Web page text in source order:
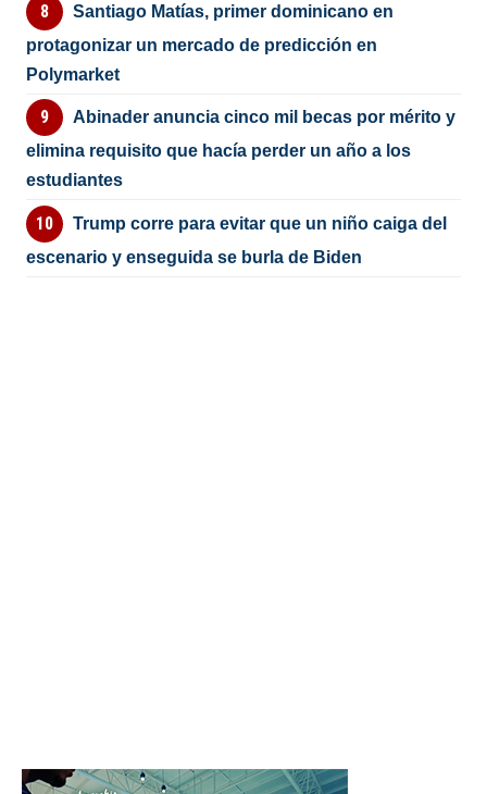
Santiago Matías, primer dominicano en
protagonizar un mercado de predicción en
Polymarket
Abinader anuncia cinco mil becas por mérito y
elimina requisito que hacía perder un año a los
estudiantes
Trump corre para evitar que un niño caiga del
escenario y enseguida se burla de Biden